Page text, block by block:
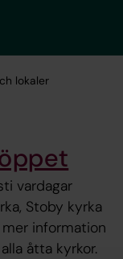
lokaler
vardagar
Stoby kyrka
mer information
åtta kyrkor.